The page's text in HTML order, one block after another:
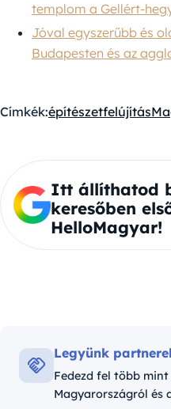
templom a Gellért-
Jóval egyszerűbb és
Budapesten és az
Címkék:építészetfelújítás
Itt állíthatod
keresőben
HelloMagyar!
Legyünk
Fedezd fel több
Magyarországról és